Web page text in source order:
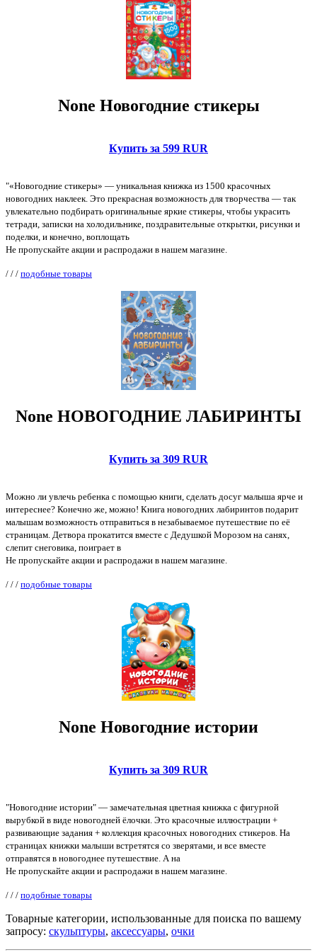
None Новогодние стикеры
Купить за 599 RUR
"«Новогодние стикеры» — уникальная книжка из 1500 красочных
новогодних наклеек. Это прекрасная возможность для творчества — так
увлекательно подбирать оригинальные яркие стикеры, чтобы украсить
тетради, записки на холодильнике, поздравительные открытки, рисунки и
поделки, и конечно, воплощать
Не пропускайте акции и распродажи в нашем магазине.
/ / / подобные товары
None НОВОГОДНИЕ ЛАБИРИНТЫ
Купить за 309 RUR
Можно ли увлечь ребенка с помощью книги, сделать досуг малыша ярче и
интереснее? Конечно же, можно! Книга новогодних лабиринтов подарит
малышам возможность отправиться в незабываемое путешествие по её
страницам. Детвора прокатится вместе с Дедушкой Морозом на санях,
слепит снеговика, поиграет в
Не пропускайте акции и распродажи в нашем магазине.
/ / / подобные товары
None Новогодние истории
Купить за 309 RUR
"Новогодние истории" — замечательная цветная книжка с фигурной
вырубкой в виде новогодней ёлочки. Это красочные иллюстрации +
развивающие задания + коллекция красочных новогодних стикеров. На
страницах книжки малыши встретятся со зверятами, и все вместе
отправятся в новогоднее путешествие. А на
Не пропускайте акции и распродажи в нашем магазине.
/ / / подобные товары
Товарные категории, использованные для поиска по вашему
запросу: скульптуры, аксессуары, очки